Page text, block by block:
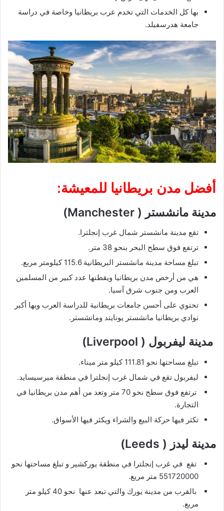
بها كل الخدمات التي تخدم عرب بريطانيا وخاصة في دراسة
جامعة هدرسفيلد.
أفضل مدن بريطانيا للمعيشة:
مدينة مانشستر ( Manchester)
تقع مدينة مانشستر شمال غرب إنجلترا.
ترتفع فوق سطح البحر بنحو 38 متر.
تبلغ مساحة مدينة مانشستر البريطانية 115.6 كيلومتر مربع.
هي من أرخص مدن بريطانيا ويقطنها عدد كبير من المسلمين
العرب ومن جنوب شرق آسيا.
تحتوي على أحسن جامعات بريطانية للدراسة العرب وبها أكبر
نوادي بريطانيا مانشستر يونايتد ومانشستر.
مدينة ليفربول ( Liverpool)
تبلغ مساحتها نحو 111.81 كيلو متر ميناء.
ليفربول تقع في شمال غرب إنجلترا في منطقة ميرسيسايد.
ترتفع فوق سطح نحو 70 متر وتعد من أهم مدن بريطانيا في
التجارة.
تكثر فيها حركة البيع والشراء ويكثر فيها الأسواق.
مدينة ليدز ( Leeds)
تقع في غرب إنجلترا في منطقة يوركشير و تبلغ مساحتها نحو
551720000 متر مربع.
بالقرب من مدينة يورك والتي تبعد عنها نحو 40 كيلو متر
مربع.